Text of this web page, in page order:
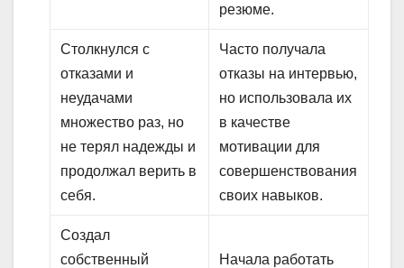
резюме.
Столкнулся с
отказами и
неудачами
множество раз, но
не терял надежды и
продолжал верить в
себя.
Часто получала
отказы на интервью,
но использовала их
в качестве
мотивации для
совершенствования
своих навыков.
Создал
собственный
Начала работать